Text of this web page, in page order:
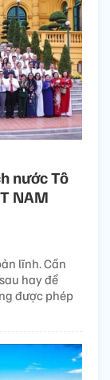
nước Tô
NAM
lĩnh. Cần
hay để
được phép